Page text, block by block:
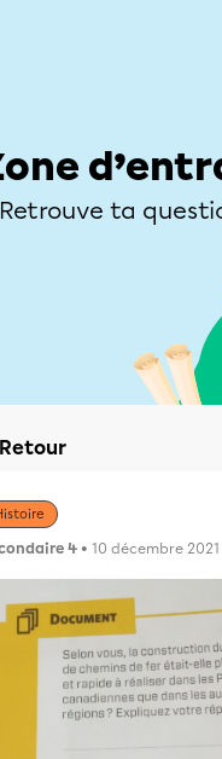
Retrouve ta
Retour
4 • 10 décembre 2021